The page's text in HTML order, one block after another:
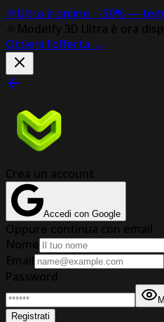
🎉Ultra è online · -50% —
🎉Modelfy 3D Ultra è ora
Ottieni l'offerta →
Crea un account
Accedi con Google
Oppure continua con email
Nome
Email
Password
Registrati